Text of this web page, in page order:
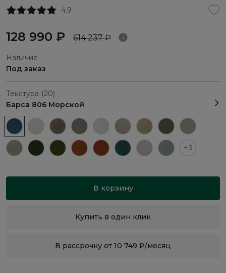
4.9
128 990 ₽ 614 237 ₽
Наличие
Под заказ
Текстура (20)
Барса 806 Морской
+3
В корзину
Купить в один клик
В рассрочку от 10 749 ₽/месяц